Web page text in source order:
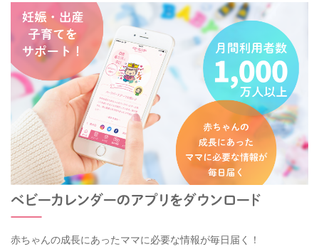
赤ちゃんの成長にあったママに必要な情報が毎日届く！